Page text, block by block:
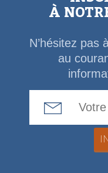
À
N’hésitez pas
au